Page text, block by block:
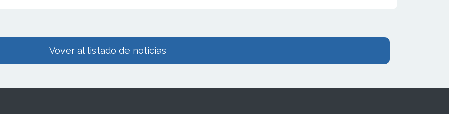
Vover al listado de noticias